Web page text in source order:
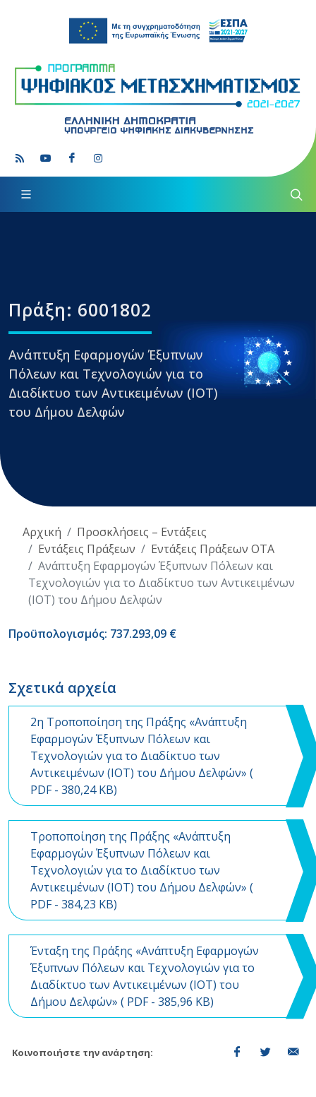
Πράξη: 6001802
Ανάπτυξη Εφαρμογών Έξυπνων
Πόλεων και Τεχνολογιών για το
Διαδίκτυο των Αντικειμένων (ΙΟΤ)
του Δήμου Δελφών
Αρχική
Προσκλήσεις – Εντάξεις
Εντάξεις Πράξεων
Εντάξεις Πράξεων ΟΤΑ
Ανάπτυξη Εφαρμογών Έξυπνων Πόλεων και
Τεχνολογιών για το Διαδίκτυο των Αντικειμένων
(ΙΟΤ) του Δήμου Δελφών
Προϋπολογισμός: 737.293,09 €
Σχετικά αρχεία
2η Τροποποίηση της Πράξης «Ανάπτυξη
Εφαρμογών Έξυπνων Πόλεων και
Τεχνολογιών για το Διαδίκτυο των
Αντικειμένων (ΙΟΤ) του Δήμου Δελφών» (
PDF- 380,24 KB)
Τροποποίηση της Πράξης «Ανάπτυξη
Εφαρμογών Έξυπνων Πόλεων και
Τεχνολογιών για το Διαδίκτυο των
Αντικειμένων (ΙΟΤ) του Δήμου Δελφών» (
PDF- 384,23 KB)
Ένταξη της Πράξης «Ανάπτυξη Εφαρμογών
Έξυπνων Πόλεων και Τεχνολογιών για το
Διαδίκτυο των Αντικειμένων (ΙΟΤ) του
Δήμου Δελφών» ( PDF- 385,96 KB)
Κοινοποιήστε την ανάρτηση: